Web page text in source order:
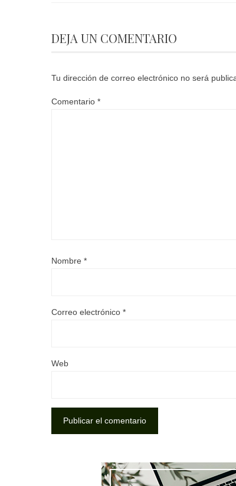
DEJA UN COMENTARIO
Tu dirección de correo electrónico no será
Comentario *
Nombre *
Correo electrónico *
Web